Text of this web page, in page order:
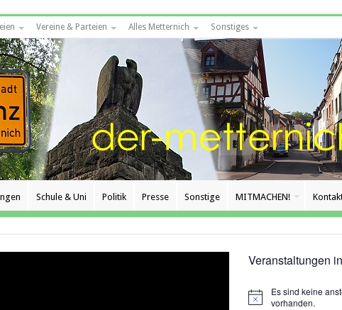
Vereine & Parteien Alles Metternich Sonstiges
Schule & Uni Politik Presse Sonstige MITMACHEN!
Veranstaltungen
Hinweis
Es sind keine
vorhanden.